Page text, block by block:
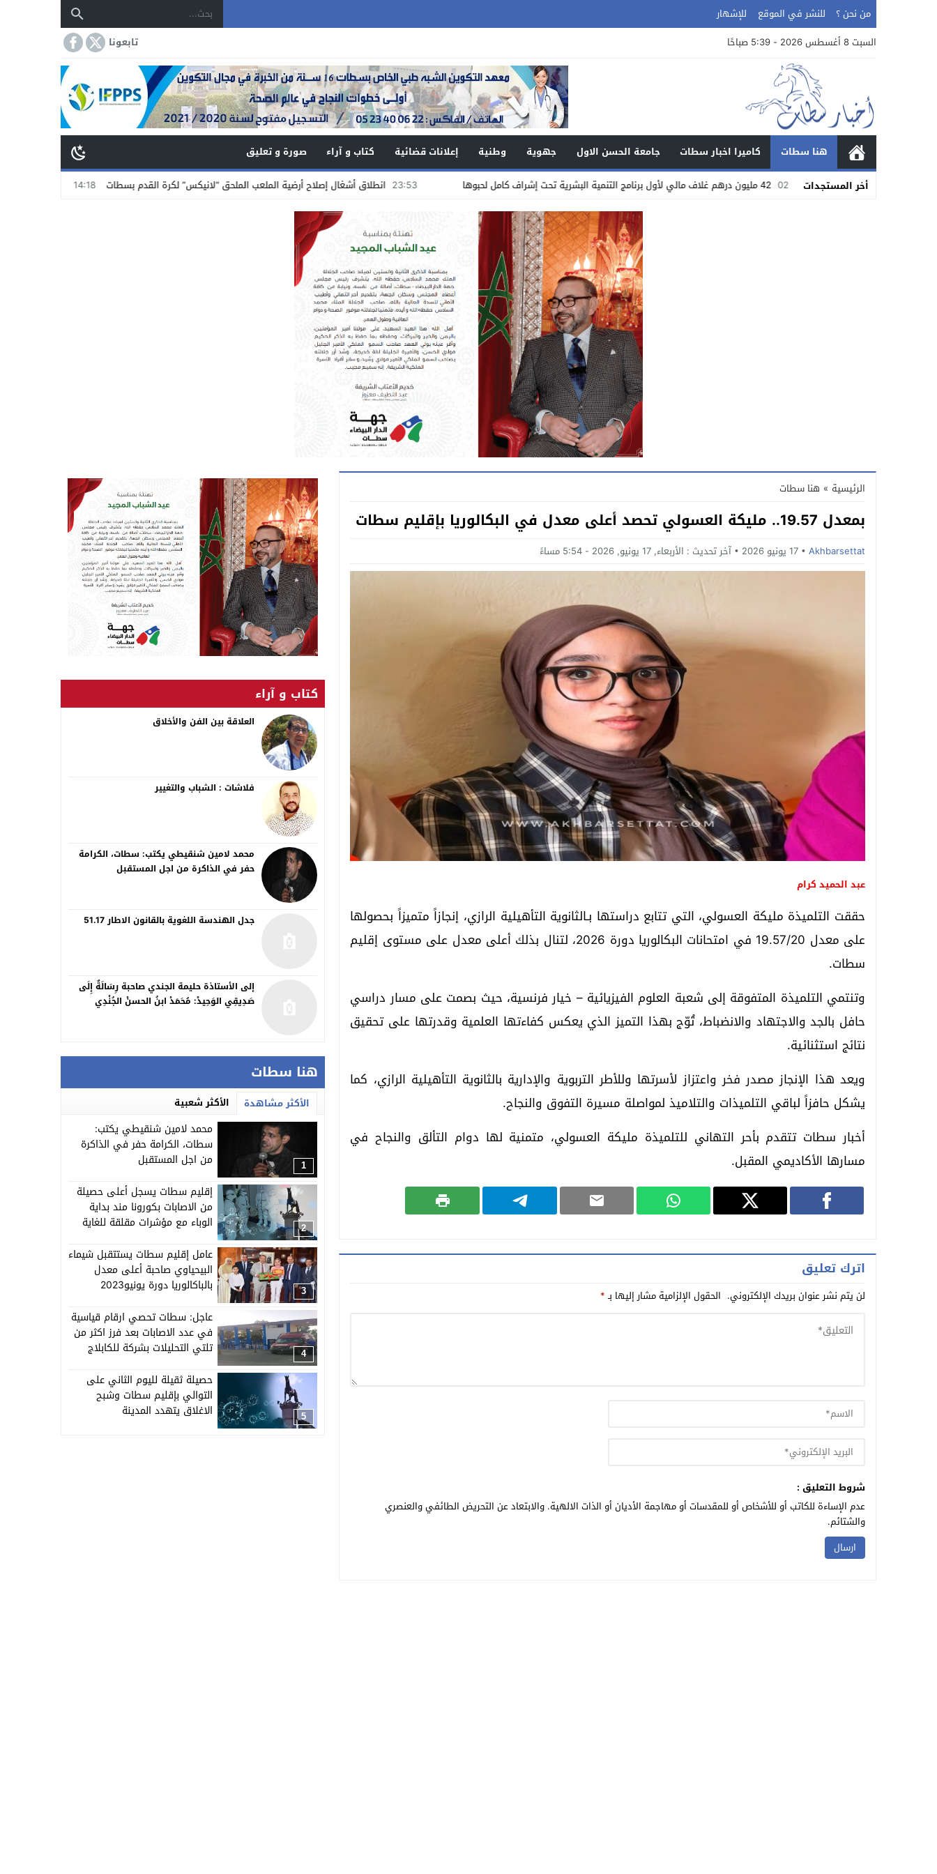
من نحن ؟ للنشر في الموقع
للإشهار
السبت 8 أغسطس 2026 - 5:39 صباحًا
تابعونا
هنا سطات كاميرا اخبار سطات جامعة الحسن الاول جهوية وطنية إعلانات قضائية كتاب و آراء
صورة و تعليق
أخر المستجدات
23:53 انطلاق أشغال إصلاح أرضية الملعب الملحق “لانيكس” لكرة القدم بسطات 14:18 جمعية تجار الشاوية بسطات 02:37 42 مليون درهم غلاف مالي لأول برنامج التنمية البشرية تحت إشراف كامل لحبوها
الرئيسية » هنا سطات
بمعدل 19.57.. مليكة العسولي تحصد أعلى معدل في البكالوريا بإقليم سطات
Akhbarsettat 17 يونيو 2026 آخر تحديث : الأربعاء, 17 يونيو, 2026 - 5:54 مساءً
عبد الحميد كرام
حققت التلميذة مليكة العسولي، التي تتابع دراستها بـالثانوية التأهيلية الرازي، إنجازاً متميزاً بحصولها
على معدل 19.57/20 في امتحانات البكالوريا دورة 2026، لتنال بذلك أعلى معدل على مستوى إقليم
سطات.
وتنتمي التلميذة المتفوقة إلى شعبة العلوم الفيزيائية – خيار فرنسية، حيث بصمت على مسار دراسي
حافل بالجد والاجتهاد والانضباط، تُوّج بهذا التميز الذي يعكس كفاءتها العلمية وقدرتها على تحقيق
نتائج استثنائية.
ويعد هذا الإنجاز مصدر فخر واعتزاز لأسرتها وللأطر التربوية والإدارية بالثانوية التأهيلية الرازي، كما
يشكل حافزاً لباقي التلميذات والتلاميذ لمواصلة مسيرة التفوق والنجاح.
أخبار سطات تتقدم بأحر التهاني للتلميذة مليكة العسولي، متمنية لها دوام التألق والنجاح في
مسارها الأكاديمي المقبل.
اترك تعليق
لن يتم نشر عنوان بريدك الإلكتروني. الحقول الإلزامية مشار إليها بـ*
شروط التعليق :
عدم الإساءة للكاتب أو للأشخاص أو للمقدسات أو مهاجمة الأديان أو الذات الالهية. والابتعاد عن التحريض الطائفي والعنصري
والشتائم.
هنا سطات
الأكثر مشاهدة الأكثر شعبية
1
محمد لامين شنقيطي يكتب:
سطات، الكرامة حفر في الذاكرة
من اجل المستقبل
2
إقليم سطات يسجل أعلى حصيلة
من الاصابات بكورونا مند بداية
الوباء مع مؤشرات مقلقة للغاية
3
عامل إقليم سطات يستتقبل شيماء
البيحياوي صاحبة أعلى معدل
بالباكالوريا دورة يونيو2023
4
عاجل: سطات تحصي ارقام قياسية
في عدد الاصابات بعد فرز اكثر من
تلتي التحليلات بشركة للكابلاج
5
حصيلة ثقيلة لليوم الثاني على
التوالي بإقليم سطات وشبح
الاغلاق يتهدد المدينة
كتاب و آراء
العلاقة بين الفن والأخلاق
فلاشات : الشباب والتغيير
محمد لامين شنقيطي يكتب: سطات، الكرامة
حفر في الذاكرة من اجل المستقبل
جدل الهندسة اللغوية بالقانون الاطار 51.17
إلى الأستاذة حليمة الجندي صاحبة رِسَالَةٌ إِلَى
صَدِيقِي الوَحِيدْ: مُحَمَدْ ابنُ الحسنْ الجُنْدِي